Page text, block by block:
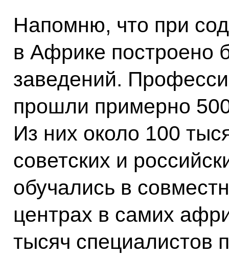
Напомню, что при
в Африке построено
заведений.
прошли примерно
Из них около 100
советских и
обучались в
центрах в самих
тысяч специалистов